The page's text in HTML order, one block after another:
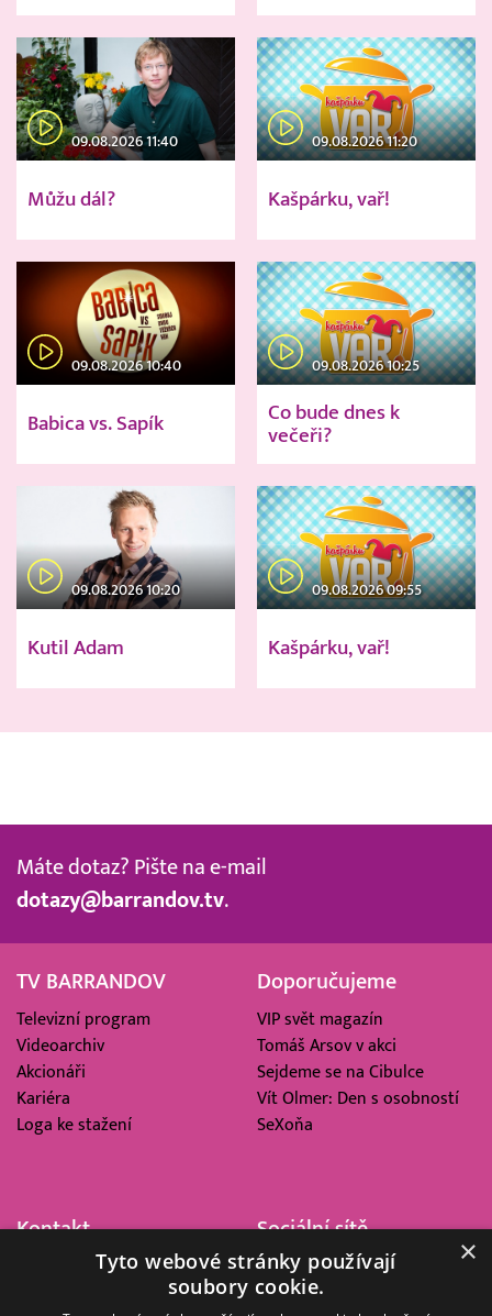
09.08.2026 11:40
Můžu dál?
09.08.2026 11:20
Kašpárku, vař!
09.08.2026 10:40
Babica vs. Sapík
09.08.2026 10:25
Co bude dnes k
večeři?
09.08.2026 10:20
Kutil Adam
09.08.2026 09:55
Kašpárku, vař!
Máte dotaz? Pište na e-mail
dotazy@barrandov.tv.
TV BARRANDOV
Televizní program
Videoarchiv
Akcionáři
Kariéra
Loga ke stažení
Doporučujeme
VIP svět magazín
Tomáš Arsov v akci
Sejdeme se na Cibulce
Vít Olmer: Den s osobností
SeXoňa
Kontakt
Barrandov Televizní Studio,
Sociální sítě
×
Tyto webové stránky používají
soubory cookie.